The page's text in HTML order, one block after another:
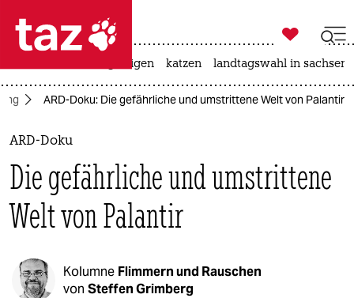
 taz zahl ich
taz zahl ich
themen
politik
öko
kultur

taz zahl ich
bergsteigen katzen landtagswahl in
ARD-Doku: Die gefährliche und umstrittene Welt von Palantir
ARD-Doku
Die gefährliche und umstrittene
Welt von Palantir
Kolumne Flimmern und Rauschen
von Steffen Grimberg